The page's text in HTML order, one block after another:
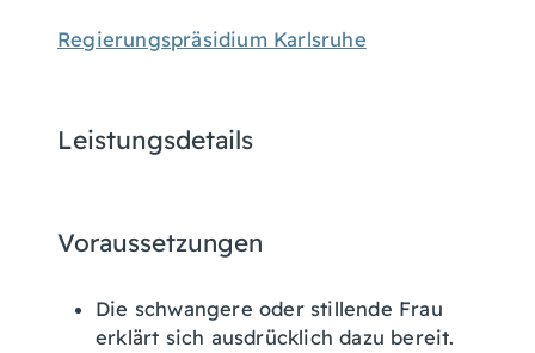
Regierungspräsidium Karlsruhe
Leistungsdetails
Voraussetzungen
Die schwangere oder stillende Frau
erklärt sich ausdrücklich dazu bereit.